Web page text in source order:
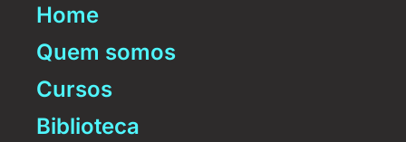
Home
Quem somos
Cursos
Biblioteca